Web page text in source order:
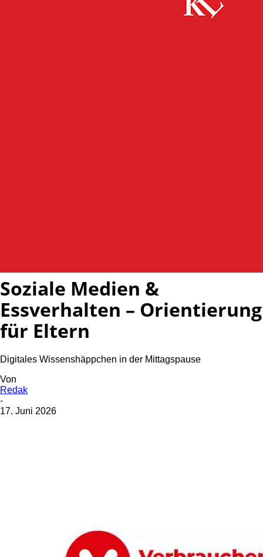
Soziale Medien &
Essverhalten – Orientierung
für Eltern
Digitales Wissenshäppchen in der Mittagspause
Von
Redak
-
17. Juni 2026